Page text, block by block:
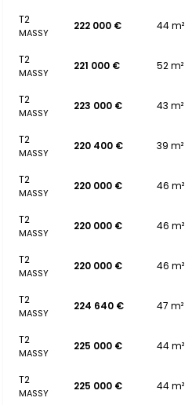
T2
MASSY
222 000 € 44 m²
T2
MASSY
221 000 € 52 m²
T2
MASSY
223 000 € 43 m²
T2
MASSY
220 400 € 39 m²
T2
MASSY
220 000 € 46 m²
T2
MASSY
220 000 € 46 m²
T2
MASSY
220 000 € 46 m²
T2
MASSY
224 640 € 47 m²
T2
MASSY
225 000 € 44 m²
T2
MASSY
225 000 € 44 m²